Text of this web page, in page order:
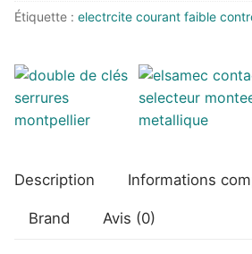
avec
câble
de
débrayage
Étiquette : electrcite courant faible
Description Informations
Brand Avis (0)